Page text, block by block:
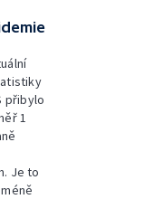
přibylo
1
Je to